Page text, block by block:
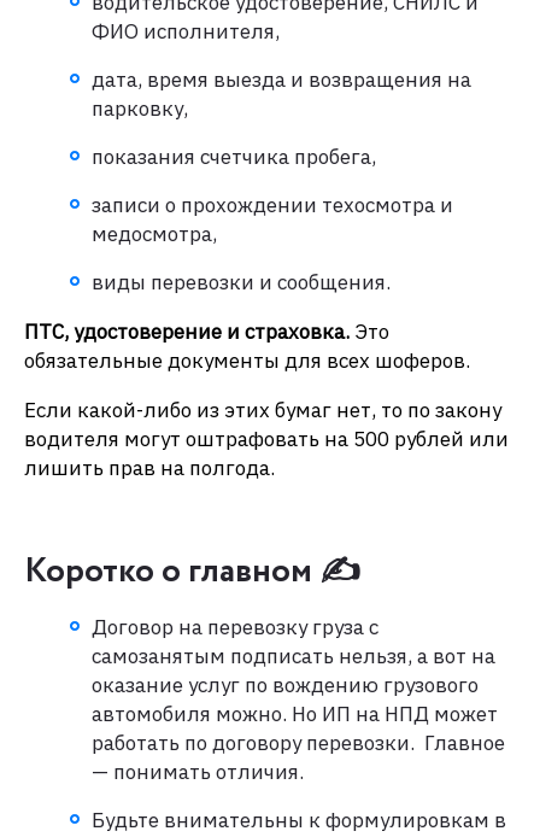
ФИО исполнителя,
дата, время выезда и возвращения на
парковку,
показания счетчика пробега,
записи о прохождении техосмотра и
медосмотра,
виды перевозки и сообщения.
ПТС, удостоверение и страховка. Это
обязательные документы для всех шоферов.
Если какой-либо из этих бумаг нет, то по закону
водителя могут оштрафовать на 500 рублей или
лишить прав на полгода.
Коротко о главном ✍️
Договор на перевозку груза с
самозанятым подписать нельзя, а вот на
оказание услуг по вождению грузового
автомобиля можно. Но ИП на НПД может
работать по договору перевозки. Главное
— понимать отличия.
Будьте внимательны к формулировкам в